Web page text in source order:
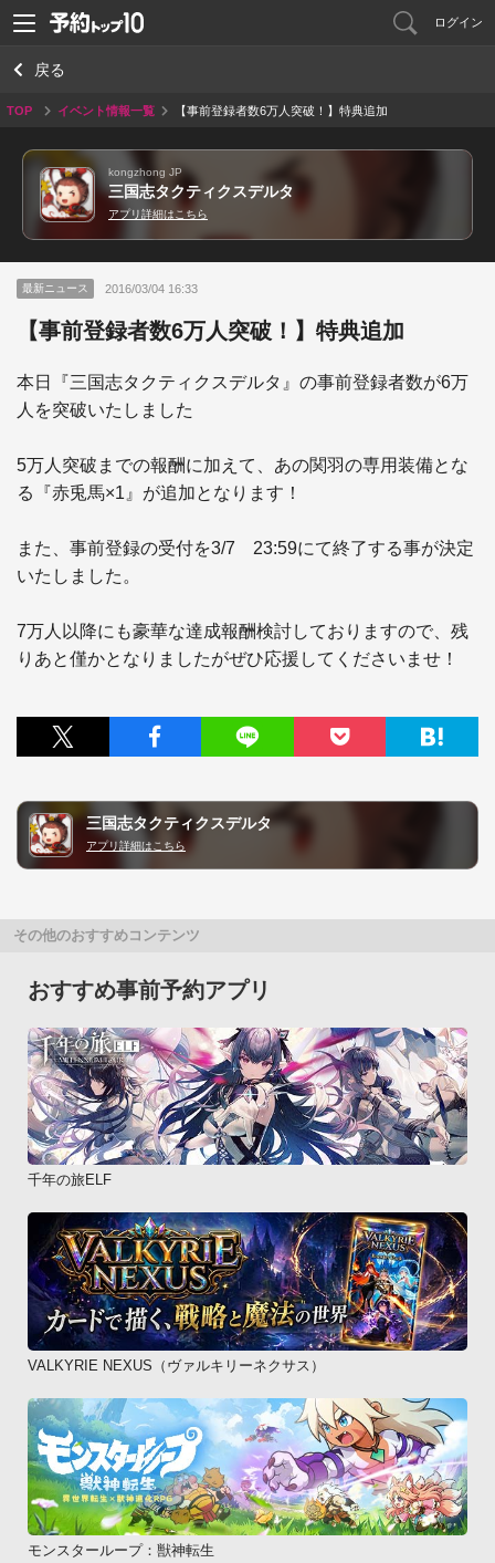
ログイン
戻る
TOP イベント情報一覧 【事前登録者数6万人突破！】特典追加
kongzhong JP
三国志タクティクスデルタ
アプリ詳細はこちら
最新ニュース 2016/03/04 16:33
【事前登録者数6万人突破！】特典追加
本日『三国志タクティクスデルタ』の事前登録者数が6万
人を突破いたしました
5万人突破までの報酬に加えて、あの関羽の専用装備とな
る『赤兎馬×1』が追加となります！
また、事前登録の受付を3/7　23:59にて終了する事が決定
いたしました。
7万人以降にも豪華な達成報酬検討しておりますので、残
りあと僅かとなりましたがぜひ応援してくださいませ！
三国志タクティクスデルタ
アプリ詳細はこちら
その他のおすすめコンテンツ
おすすめ事前予約アプリ
千年の旅ELF
VALKYRIE NEXUS（ヴァルキリーネクサス）
モンスターループ：獣神転生